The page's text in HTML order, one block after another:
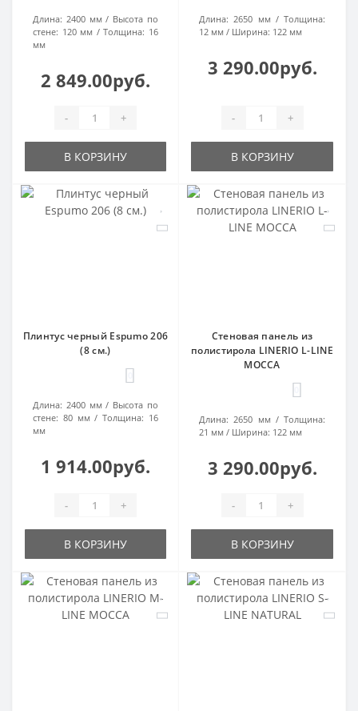
Длина: 2400 мм
Высота по
стене: 120 мм Толщина: 16
мм
2 849.00руб.
- +
В КОРЗИНУ
Длина: 2650 мм
Толщина:
12 мм
Ширина: 122 мм
3 290.00руб.
- +
В КОРЗИНУ
Плинтус черный Espumo 206
(8 см.)
Длина: 2400 мм
Высота по
стене: 80 мм Толщина: 16
мм
1 914.00руб.
- +
В КОРЗИНУ
Стеновая панель из
полистирола LINERIO L-LINE
MOCCA
Длина: 2650 мм
Толщина:
21 мм
Ширина: 122 мм
3 290.00руб.
- +
В КОРЗИНУ